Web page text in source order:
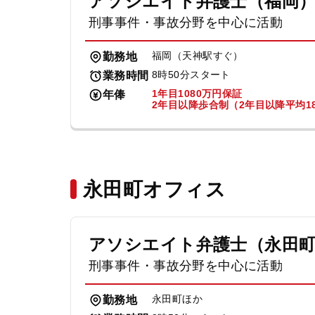
刑事事件・事故分野を中心に活動
勤務地 福岡（天神駅すぐ）
業務時間 8時50分スタート
年俸
1年目1080万円保証
2年目以降歩合制（2年目以降平均
永田町オフィス
アソシエイト弁護士（永田町
刑事事件・事故分野を中心に活動
勤務地 永田町ほか